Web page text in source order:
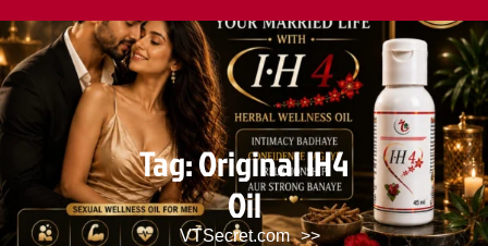
Tag:Original IH4
Oil
VTSecret.com >>